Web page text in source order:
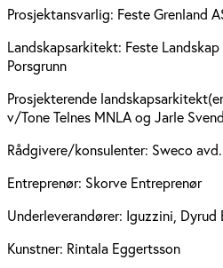
Prosjektansvarlig: Feste Grenland
Landskapsarkitekt: Feste
Porsgrunn
Prosjekterende
v/Tone Telnes MNLA og Jarle
Rådgivere/konsulenter: Sweco
Entreprenør: Skorve Entreprenør
Underleverandører: Iguzzini, Dyrud
Kunstner: Rintala Eggertsson